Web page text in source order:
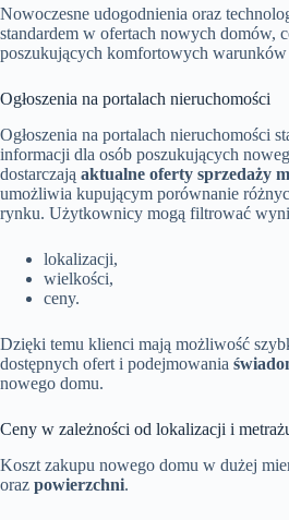
Nowoczesne udogodnienia oraz
standardem w ofertach nowych domów,
poszukujących komfortowych warunków
Ogłoszenia na portalach nieruchomości
Ogłoszenia na portalach nieruchomości
informacji dla osób poszukujących
dostarczają aktualne oferty sprzedaży
umożliwia kupującym porównanie
rynku. Użytkownicy mogą filtrować
lokalizacji,
wielkości,
ceny.
Dzięki temu klienci mają możliwość
dostępnych ofert i podejmowania
nowego domu.
Ceny w zależności od lokalizacji i
Koszt zakupu nowego domu w dużej
oraz powierzchni.